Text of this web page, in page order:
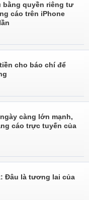
bằng quyền riêng tư
cáo trên iPhone
cho báo chí để
càng lớn mạnh,
cáo trực tuyến của
Đâu là tương lai của